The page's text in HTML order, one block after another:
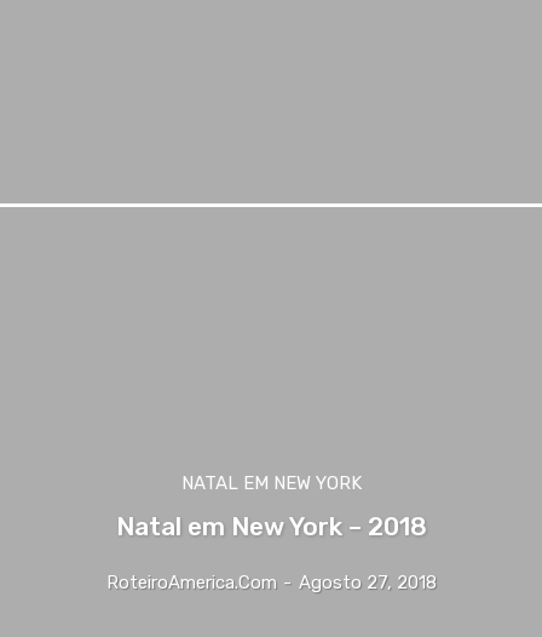
NATAL EM NEW YORK
Natal em New York – 2018
RoteiroAmerica.Com - Agosto 27, 2018